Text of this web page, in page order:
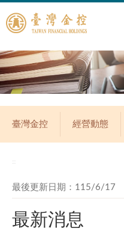
臺灣金控 經營動態
最後更新日期：115/6/17
最新消息